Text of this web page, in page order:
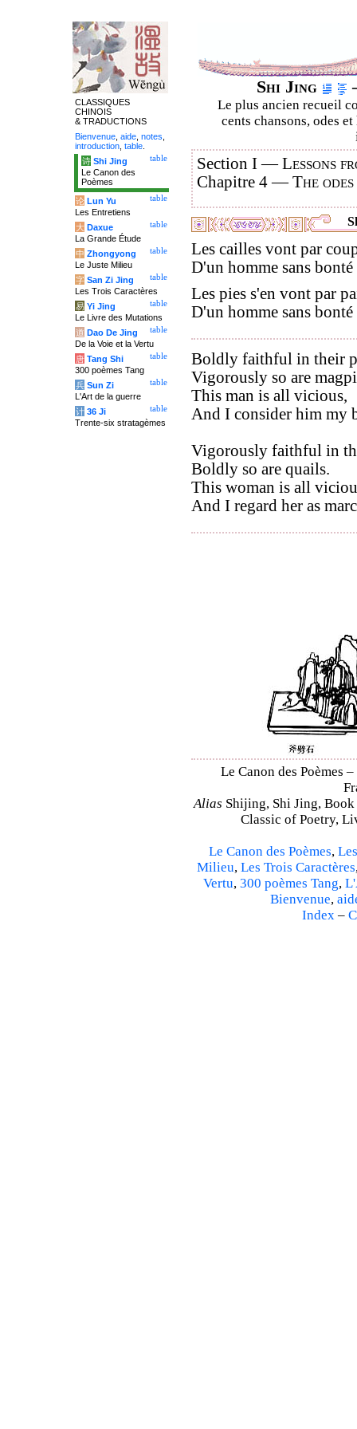
Shi Jing
Le plus ancien recueil
cents chansons, odes
Section I —Lessons
Chapitre 4 —The
Les cailles vont par
D'un homme sans
Les pies s'en vont par
D'un homme sans
Boldly faithful in their
Vigorously so are
This man is all vicious,
And I consider him my
Vigorously faithful in
Boldly so are quails.
This woman is all
And I regard her as
Le Canon des Poèmes
Alias Shijing, Shi Jing,
Classic of Poetry,
Le Canon des Poèmes,
Milieu, Les Trois Caractères
Vertu, 300 poèmes Tang,
Bienvenue,
Index –
CLASSIQUES
CHINOIS
& TRADUCTIONS
Bienvenue aide notes
introduction table
table
诗 Shi Jing
Le Canon des
Poèmes
table
论 Lun Yu
Les Entretiens
table
大 Daxue
La Grande Étude
table
中 Zhongyong
Le Juste Milieu
table
字 San Zi Jing
Les Trois Caractères
table
易 Yi Jing
Le Livre des Mutations
table
道 Dao De Jing
De la Voie et la Vertu
table
唐 Tang Shi
300 poèmes Tang
table
兵 Sun Zi
L'Art de la guerre
table
计 36 Ji
Trente-six stratagèmes